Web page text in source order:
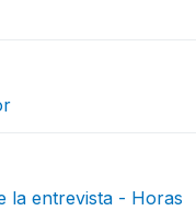
la entrevista - Horas